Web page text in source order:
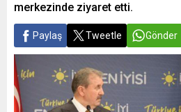
merkezinde ziyaret etti.
Paylaş Tweetle Gönder